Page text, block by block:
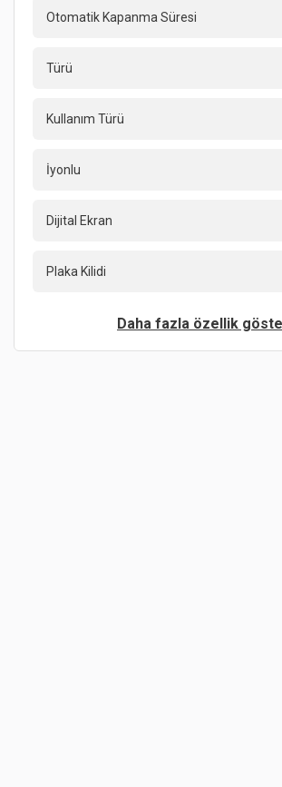
Otomatik Kapanma Süresi
Türü
Kullanım Türü
İyonlu
Dijital Ekran
Plaka Kilidi
Daha fazla özellik